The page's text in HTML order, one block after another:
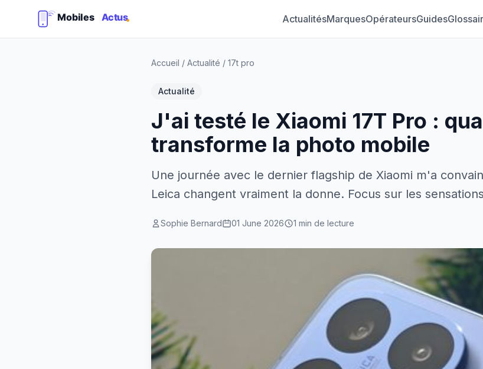
ActualitésMarquesOpérateursGuides
Accueil / Actualité / 17t pro
Actualité
J'ai testé le Xiaomi 17T Pro :
transforme la photo mobile
Une journée avec le dernier flagship de Xiaomi m'a
Leica changent vraiment la donne. Focus sur les
Sophie Bernard 01 June 2026 1 min de lecture